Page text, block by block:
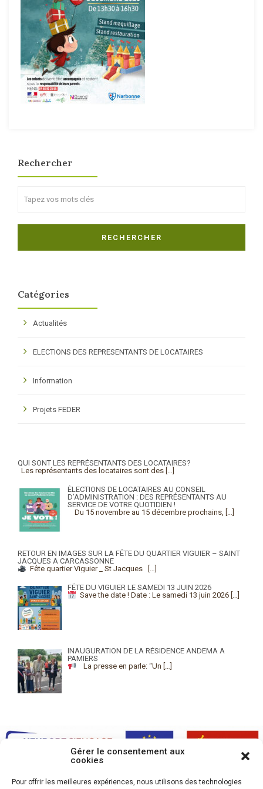
Gérer le consentement aux
cookies
Pour offrir les meilleures expériences, nous utilisons des technologies
Rechercher
RECHERCHER
Catégories
Actualités
ELECTIONS DES REPRESENTANTS DE LOCATAIRES
Information
Projets FEDER
QUI SONT LES REPRÉSENTANTS DES LOCATAIRES?
Les représentants des locataires sont des
ÉLECTIONS DE LOCATAIRES AU CONSEIL
D’ADMINISTRATION : DES REPRÉSENTANTS AU
SERVICE DE VOTRE QUOTIDIEN !
Du 15 novembre au 15 décembre prochains, […]
RETOUR EN IMAGES SUR LA FÊTE DU QUARTIER VIGUIER – SAINT
JACQUES A CARCASSONNE
Fête quartier Viguier _ St Jacques
[…]
FÊTE DU VIGUIER LE SAMEDI 13 JUIN 2026
Save the date ! Date : Le samedi 13 juin 2026 […]
INAUGURATION DE LA RÉSIDENCE ANDEMA A
PAMIERS
La presse en parle: “Un […]